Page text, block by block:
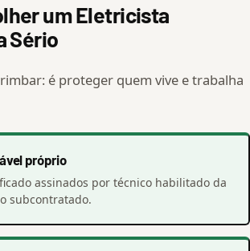
um Eletricista
Sério
é proteger quem vive e trabalha
próprio
assinados por técnico habilitado da
subcontratado.